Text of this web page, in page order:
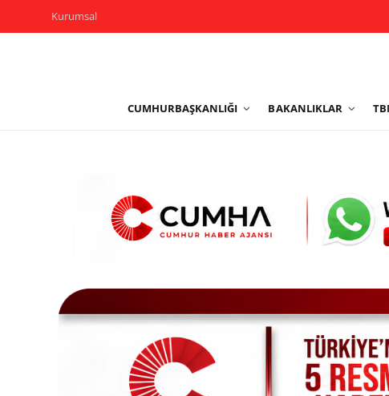
Kurumsal
CUMHURBAŞKANLIĞI BAKANLIKLAR
Yerel Yönetimler